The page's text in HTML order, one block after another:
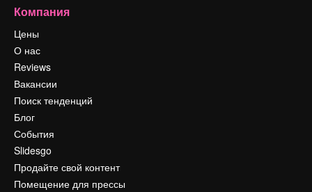
Компания
Цены
О нас
Reviews
Вакансии
Поиск тенденций
Блог
События
Slidesgo
Продайте свой контент
Помещение для прессы